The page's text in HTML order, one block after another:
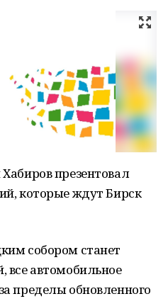
презентовал
которые ждут Бирск
собором станет
все автомобильное
пределы обновленного